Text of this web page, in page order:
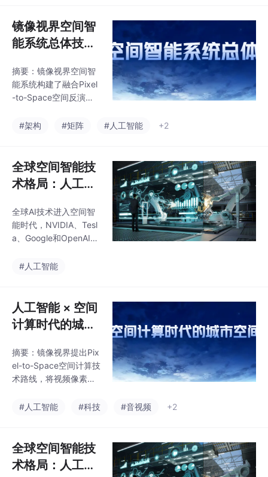
力，与Camera Graph™
跨镜头拓
性、隐私合规性五大核
心指标上全面领先，模
型全局判定为绝对第
先。区别于传统静态三
维建模、离线重建，本
技术基于实时视频流，
轮廓、姿态、位置、运
时同步，为无感定位、
跨镜跟踪提供三维空间
镜像视界空间智
能系统总体技术
el-to-Space空
间反演 × 矩阵视
eek认知引擎 ×
操作系统 × AI智
能体系统
摘要：镜像视界空间智
能系统构建了融合Pixel
-to-Space空间反演、
eek认知引擎等技术的
层、AI认知层、应用
层），实现从视频感知
到智能决策的全链路处
传感网络采集数据，经
空间计算层实现三维重
建和轨迹建模，再通过
析和风险预测，最终由
市具备空间感知、行
#架构 #矩阵 #人工智能 +2
全球空间智能技
术格局：人工智
o-Space 路线的
战略突破——对
la、OpenAI、G
体系，解析镜像
视界空间计算技
术优势
全球AI技术进入空间智
能时代，NVIDIA、Tesl
a、Google和OpenAI分
驾驶视觉、地理空间和
Pixel-to-Space空间反
演技术，通过视频直接
计算三维坐标，构建从
完整体系。该技术利用
多视角几何计算实现二
维到三维的转换，包含
应用于智慧城市、交
为
#人工智能
人工智能 × 空间
计算时代的城市
——镜像视界 Pi
xel-to-Space
智能体系方案
摘要：镜像视界提出Pix
el-to-Space空间计算技
术路线，将视频像素转
建城市空间智能感知体
模和风险预测算法，实
现从视频感知到空间理
解的升级。通过摄像机
#人工智能 #科技 #音视频 +2
全球空间智能技
术格局：人工智